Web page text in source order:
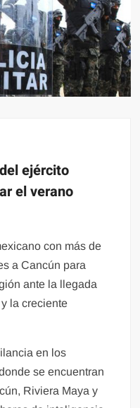
ejército
el verano
con más de
a Cancún para
ante la llegada
la creciente
en los
se encuentran
Riviera Maya y